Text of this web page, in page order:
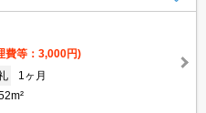
費等：3,000円)
1ヶ月